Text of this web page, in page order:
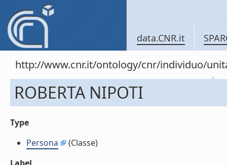
data.CNR.it
http://www.cnr.it/ontology/cnr/individuo/
ROBERTA NIPOTI
Type
Persona
(Classe)